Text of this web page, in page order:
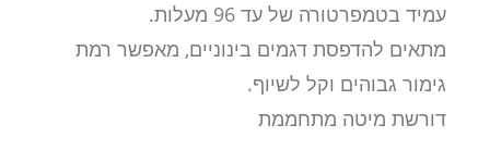
עמיד בטמפרטורה של עד 96 מעלות.
מתאים להדפסת דגמים בינוניים, מאפשר רמת
גימור גבוהים וקל לשיוף.
דורשת מיטה מתחממת